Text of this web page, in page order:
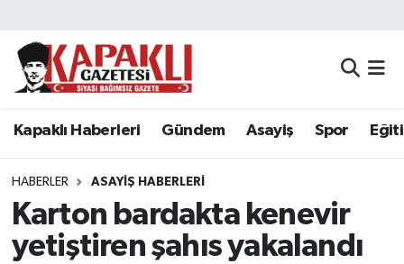
Kapaklı Haberleri Gündem Asayiş Spor
HABERLER ASAYIŞ HABERLERI
Karton bardakta kenevir
yetiştiren şahıs yakalandı
Kapaklı Haberleri
Asayiş
Spor
Eğitim
Tekirdağ Nöbetçi Eczaneler
Tekirdağ Namaz Vakitleri
Tekirdağ Trafik Yoğunluk Haritası
Süper Lig Puan Durumu ve Fikstür